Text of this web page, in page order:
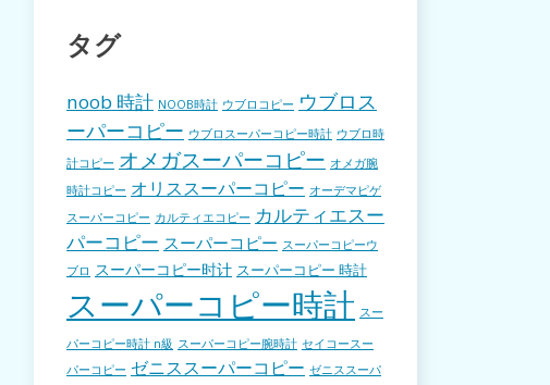
タグ
noob 時計 NOOB時計 ウブロコピー ウブロス
ーパーコピー ウブロスーパーコピー時計 ウブロ時
計コピー オメガスーパーコピー オメガ腕
時計コピー オリススーパーコピー オーデマピゲ
スーパーコピー カルティエコピー カルティエスー
パーコピー スーパーコピー スーパーコピーウ
ブロ スーパーコピー时计 スーパーコピー 時計
スーパーコピー時計 スー
パーコピー時計 n級 スーパーコピー腕時計 セイコースー
パーコピー ゼニススーパーコピー ゼニススーパ